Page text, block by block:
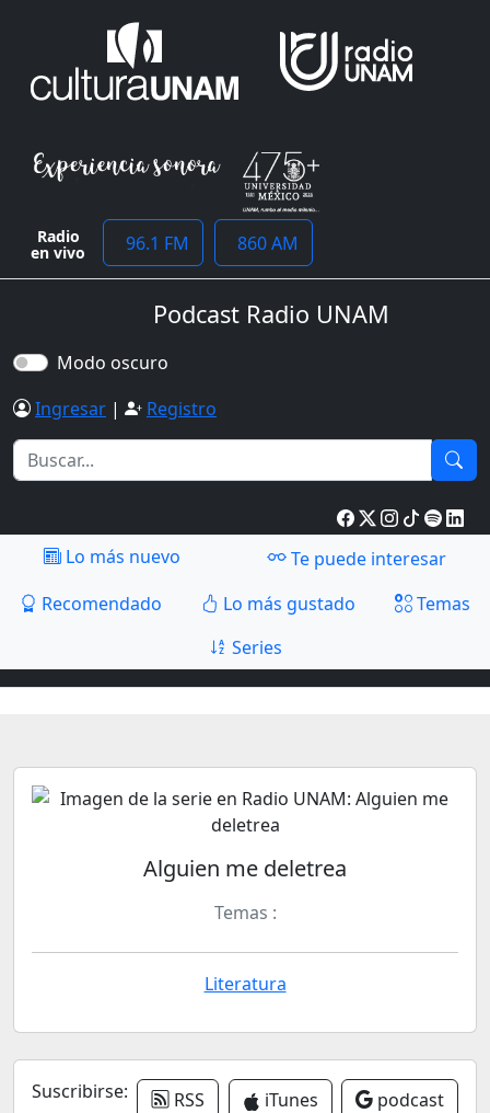
Radio
en vivo 96.1 FM 860 AM
Podcast Radio UNAM
Modo oscuro
Ingresar | Registro
Lo más nuevo
Te puede interesar
Recomendado
Lo más gustado
Temas
Series
Alguien me deletrea
Temas :
Literatura
Suscribirse: RSS iTunes podcast